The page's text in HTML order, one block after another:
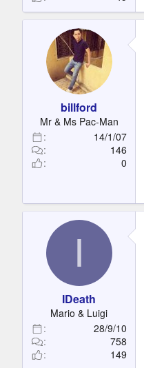
billford
Mr & Ms Pac-Man
14/1/07
146
0
I
IDeath
Mario & Luigi
28/9/10
758
149